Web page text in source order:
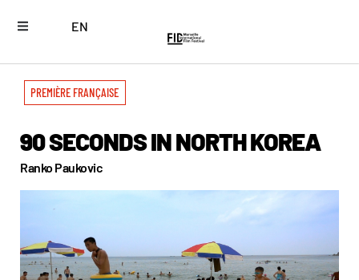
EN
PREMIÈRE FRANÇAISE
90 SECONDS IN NORTH KOREA
Ranko Paukovic